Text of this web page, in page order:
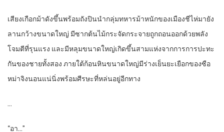
เสียงเกือกม้าดังขึ้นพร้อมถังปินนำกลุ่มทหารม้าหนักของเมืองชีไห่มายัง
ลานกว้างขนาดใหญ่ มีซากต้นไม้กระจัดกระจายถูกถอนออกด้วยพลัง
โจมตีที่รุนแรง และมีหลุมขนาดใหญ่เกิดขึ้นสามแห่งจากการการปะทะ
กันของชายทั้งสอง ภายใต้ก้อนหินขนาดใหญ่มีร่างเย็นยะเยือกของซือ
หม่าจิงนอนแน่นิ่งพร้อมศีรษะที่หล่นอยู่อีกทาง
…
“อา…”